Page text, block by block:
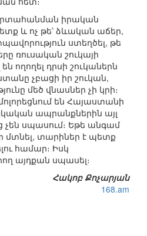
իրական
և ոչ թե՝ ձևական աճեր,
ստեղծել, թե
ռուսական շուկայի
ողողել դրսի շուկաներն
չբացի իր շուկան,
մեծ վնասներ չի կրի։
են Հայաստանի
ապրանքներին այլ
չեն սպասում։ Եթե անգամ
մտնել, տարիներ է պետք
համար։ Իսկ
այդքան սպասել։
Հակոբ Քոչարյան
168.am